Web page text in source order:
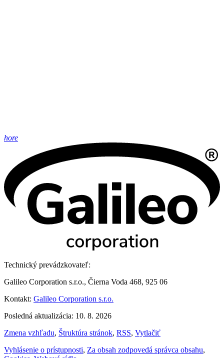
hore
Technický prevádzkovateľ:
Galileo Corporation s.r.o., Čierna Voda 468, 925 06
Kontakt: Galileo Corporation s.r.o.
Posledná aktualizácia: 10. 8. 2026
Zmena vzhľadu, Štruktúra stránok, RSS, Vytlačiť
Vyhlásenie o prístupnosti, Za obsah zodpovedá správca obsahu,